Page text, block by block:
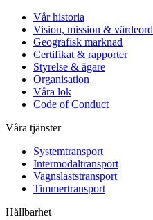
Vår historia
Vision, mission & värdeord
Geografisk marknad
Certifikat & rapporter
Styrelse & ägare
Organisation
Våra lok
Code of Conduct
Våra tjänster
Systemtransport
Intermodaltransport
Vagnslaststransport
Timmertransport
Hållbarhet